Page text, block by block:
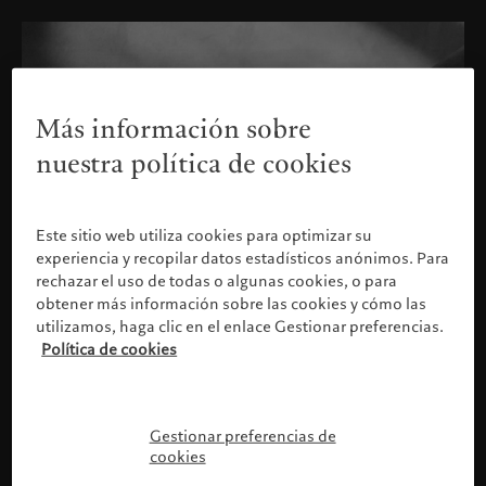
Más información sobre
nuestra política de cookies
Este sitio web utiliza cookies para optimizar su
experiencia y recopilar datos estadísticos anónimos. Para
rechazar el uso de todas o algunas cookies, o para
obtener más información sobre las cookies y cómo las
utilizamos, haga clic en el enlace Gestionar preferencias.
Política de cookies
Gestionar preferencias de
cookies